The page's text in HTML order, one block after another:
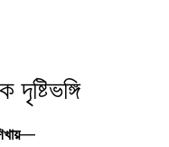
—